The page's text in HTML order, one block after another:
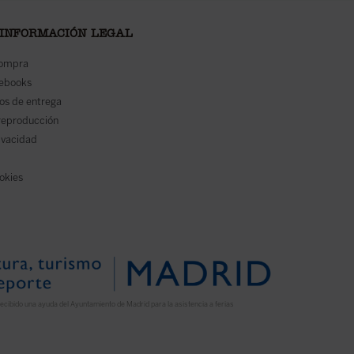
LEGAL
de entrega
una ayuda del Ayuntamiento de Madrid para la asistencia a ferias